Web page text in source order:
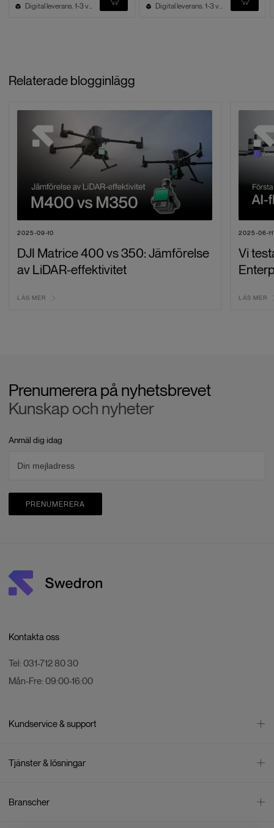
Digital leverans. 1-3 vardagar
Relaterade blogginlägg
2025-09-10
DJI Matrice 400 vs 350: Jämförelse
av LiDAR-effektivitet
LÄS MER
2025-06-11
Vi
LÄS MER
Prenumerera på nyhetsbrevet
Kunskap och nyheter
Anmäl dig idag
PRENUMERERA
Kontakta oss
Tel: 031-712 80 30
Mån-Fre: 09:00-16:00
Kundservice & support
Leverans
Reklamation & återköp
Tjänster & lösningar
Företagsrådgivning
Branscher